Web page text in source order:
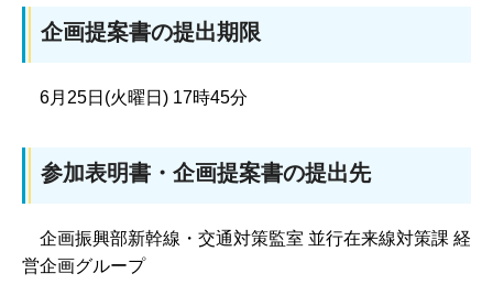
企画提案書の提出期限
6月25日(火曜日) 17時45分
参加表明書・企画提案書の提出先
企画振興部新幹線・交通対策監室 並行在来線対策課 経
営企画グループ